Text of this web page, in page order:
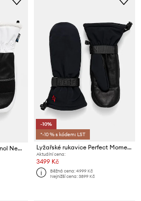
Lyžařské rukavice Rossignol New Piste
-10%
*-10 % s kódem: LST
Lyžařské rukavice Perfect Moment Davos
Aktuální cena:
3499 Kč
Běžná cena:4999 Kč
Nejnižší cena:3899 Kč